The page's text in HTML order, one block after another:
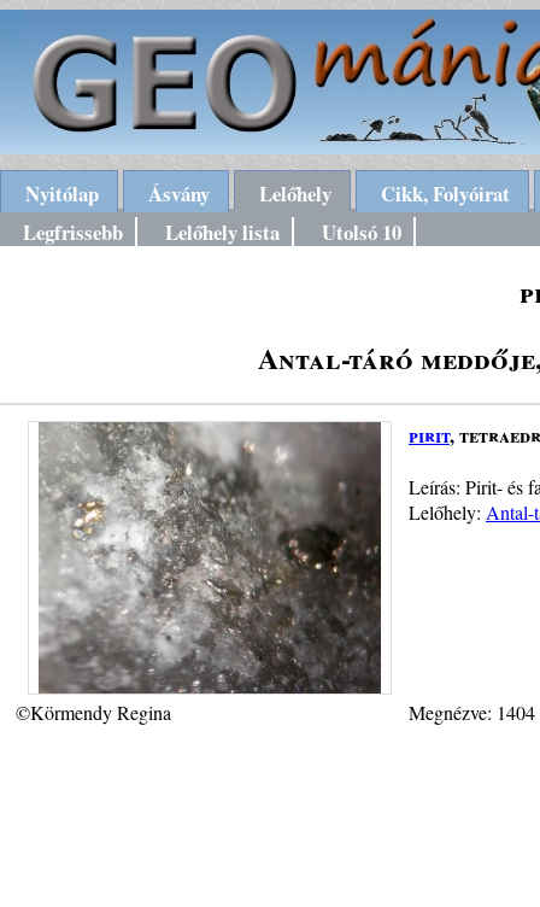
Nyitólap Ásvány Lelőhely
Cikk, Folyóirat
Legfrissebb
Lelőhely lista Utolsó 10
Antal-táró
pirit,
Leírás: Pirit- és
Lelőhely: Antal-
©Körmendy Regina Megnézve: